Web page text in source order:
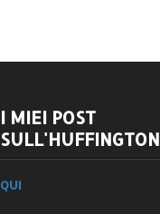
I MIEI POST
SULL'HUFFINGTON
QUI